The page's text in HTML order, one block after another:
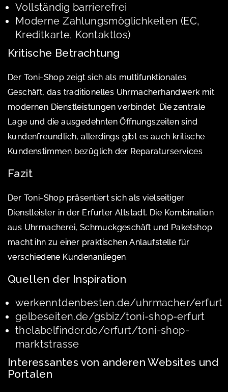
Vollständig barrierefrei
Moderne Zahlungsmöglichkeiten (EC,
Kreditkarte, Kontaktlos)
Kritische Betrachtung
Der Toni-Shop zeigt sich als multifunktionales
Geschäft, das traditionelles Uhrmacherhandwerk mit
modernen Dienstleistungen verbindet. Die zentrale
Lage und die ausgedehnten Öffnungszeiten sind
kundenfreundlich, allerdings gibt es auch kritische
Kundenstimmen bezüglich der Reparaturservices
Fazit
Der Toni-Shop präsentiert sich als vielseitiger
Dienstleister in der Erfurter Altstadt. Die Kombination
aus Uhrmacherei, Schmuckgeschäft und Paketshop
macht ihn zu einer praktischen Anlaufstelle für
verschiedene Kundenanliegen.
Quellen der Inspiration
werkenntdenbesten.de/uhrmacher/erfurt
gelbeseiten.de/gsbiz/toni-shop-erfurt
thelabelfinder.de/erfurt/toni-shop-
marktstrasse
Interessantes von anderen Websites und
Portalen